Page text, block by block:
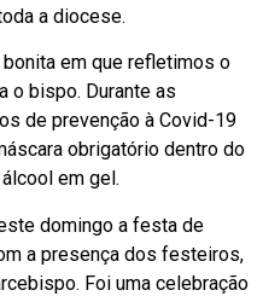
a diocese.
em que refletimos o
o bispo. Durante as
de prevenção à Covid-19
obrigatório dentro do
em gel.
domingo a festa de
a presença dos festeiros,
Foi uma celebração